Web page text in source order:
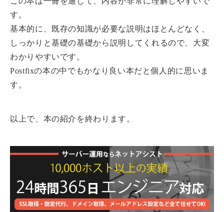
す。
基本的に、既存の知識が必要な説明はほとんどなく、
しっかりと基礎の基礎から説明してくれるので、大変
わかりやすいです。
Postfixの本の中でもかなり良い本だと個人的に思いま
す。
以上で、本の紹介を終わります。